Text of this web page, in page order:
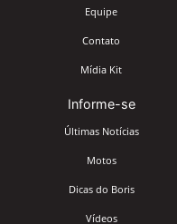
Equipe
Contato
Mídia Kit
Informe-se
Últimas Notícias
Motos
Dicas do Boris
Vídeos